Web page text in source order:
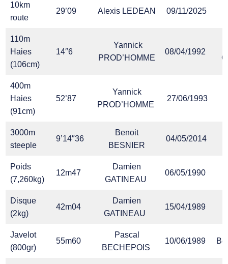
10km
route
29’09 Alexis LEDEAN 09/11/2025
110m
Haies
(106cm)
14″6
Yannick
PROD’HOMME
08/04/1992
400m
Haies
(91cm)
52’87
Yannick
PROD’HOMME
27/06/1993
3000m
steeple
9’14″36
Benoit
BESNIER
04/05/2014
Poids
(7,260kg)
12m47
Damien
GATINEAU
06/05/1990
Disque
(2kg)
42m04
Damien
GATINEAU
15/04/1989
Javelot
(800gr)
55m60
Pascal
BECHEPOIS
10/06/1989